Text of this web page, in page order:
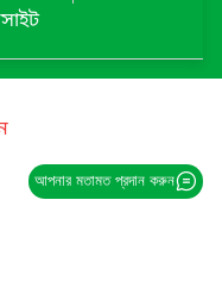
আপনার মতামত প্রদান করুন